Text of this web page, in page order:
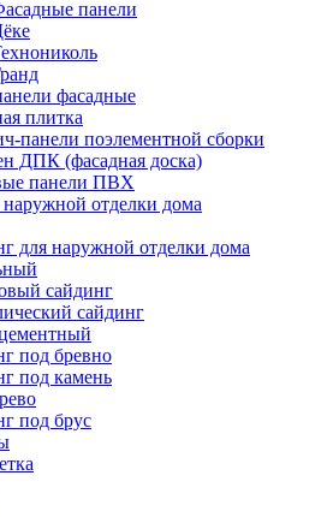
панели
фасадные
плитка
панели поэлементной сборки
ДПК (фасадная доска)
панели ПВХ
отделки дома
для наружной отделки дома
сайдинг
сайдинг
под бревно
под камень
под брус